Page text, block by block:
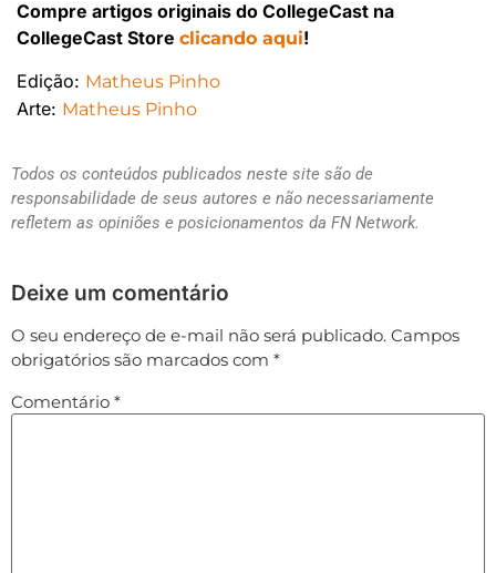
Compre artigos originais do CollegeCast na
CollegeCast Store clicando aqui!
Edição: Matheus Pinho
Arte: Matheus Pinho
Todos os conteúdos publicados neste site são de
responsabilidade de seus autores e não necessariamente
refletem as opiniões e posicionamentos da FN Network.
Deixe um comentário
O seu endereço de e-mail não será publicado. Campos
obrigatórios são marcados com *
Comentário *